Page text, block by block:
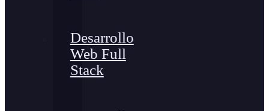
Desarrollo
Web Full
Stack